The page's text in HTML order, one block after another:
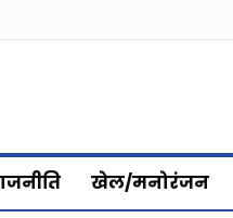
खेल/मनोरंजन